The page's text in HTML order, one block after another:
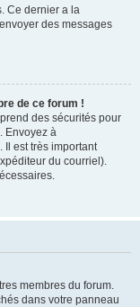
Ce dernier a la
des messages
de ce forum !
des sécurités pour
Envoyez à
Il est très important
du courriel).
membres du forum.
dans votre panneau